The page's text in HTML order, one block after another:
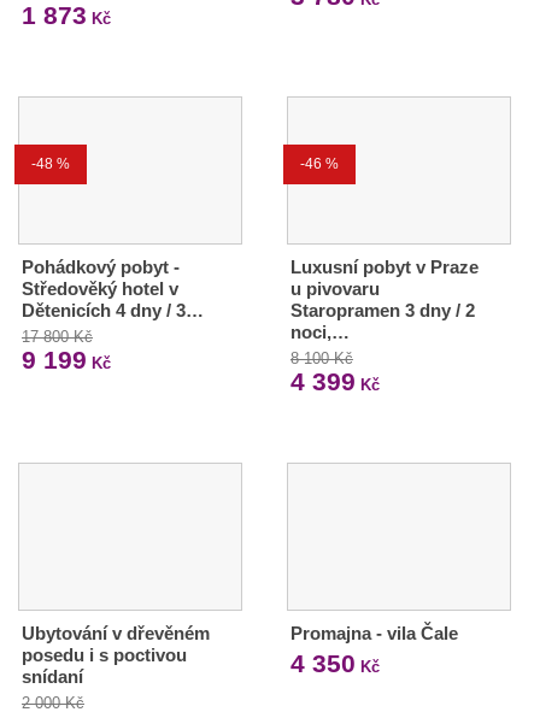
1 873 Kč
-48 %
Pohádkový pobyt -
Středověký hotel v
Dětenicích 4 dny / 3…
17 800 Kč
9 199 Kč
-46 %
Luxusní pobyt v Praze
u pivovaru
Staropramen 3 dny / 2
noci,…
8 100 Kč
4 399 Kč
Ubytování v dřevěném
posedu i s poctivou
snídaní
2 000 Kč
Promajna - vila Čale
4 350 Kč